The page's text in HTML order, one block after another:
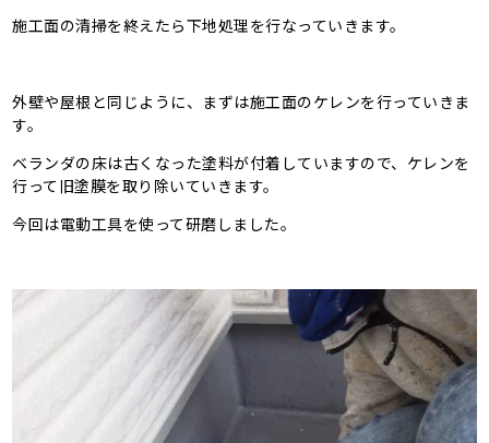
施工面の清掃を終えたら下地処理を行なっていきます。
外壁や屋根と同じように、まずは施工面のケレンを行っていきま
す。
ベランダの床は古くなった塗料が付着していますので、ケレンを
行って旧塗膜を取り除いていきます。
今回は電動工具を使って研磨しました。